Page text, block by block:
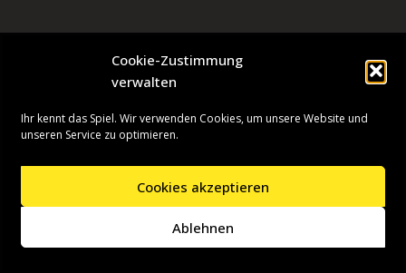
Cookie-Zustimmung
verwalten
Ihr kennt das Spiel. Wir verwenden Cookies, um unsere Website und
unseren Service zu optimieren.
Cookies akzeptieren
Ablehnen
| Präsentiert vonWordPress
Presseinformationen